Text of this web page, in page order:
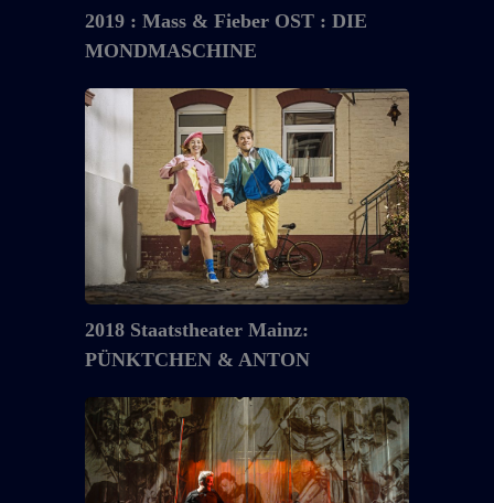
DIE
2019 : Mass & Fieber OST : DIE
MONDMASCHINE
2018
Staatstheater
PÜNKTCHEN
ANTON
2018 Staatstheater Mainz:
PÜNKTCHEN & ANTON
2018
Theater
Kanton
Zürich: